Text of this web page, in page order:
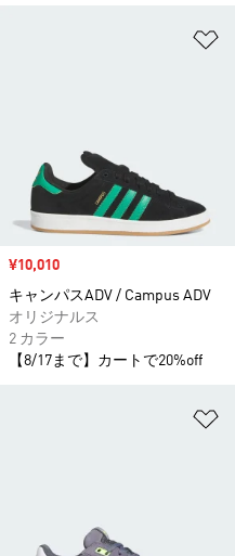
セール価格
¥10,010
キャンパスADV / Campus ADV
オリジナルス
2 カラー
【8/17まで】カートで20%off